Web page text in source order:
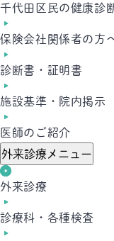
千代田区民の健康診
保険会社関係者の方
診断書・証明書
施設基準・院内掲示
医師のご紹介
外来診療メニュー
外来診療
診療科・各種検査